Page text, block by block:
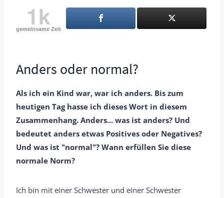
1k
gemeinsame Zeit
Anders oder normal?
Als ich ein Kind war, war ich anders. Bis zum
heutigen Tag hasse ich dieses Wort in diesem
Zusammenhang. Anders... was ist anders? Und
bedeutet anders etwas Positives oder Negatives?
Und was ist "normal"? Wann erfüllen Sie diese
normale Norm?
Ich bin mit einer Schwester und einer Schwester